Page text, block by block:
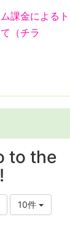
課金によるト
（チラ
to the
10件